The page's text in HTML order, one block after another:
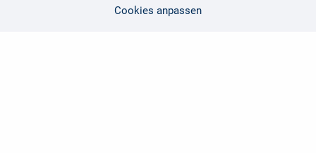
Cookies anpassen